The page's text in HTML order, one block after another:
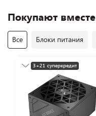
Покупают вместе
Все Блоки питания
3+21 суперкредит
Разумная цена